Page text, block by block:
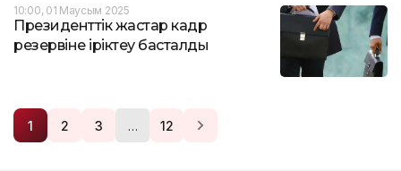
10:00, 01 Маусым 2025
Президенттік жастар кадр
резервіне іріктеу басталды
1 2 3 … 12